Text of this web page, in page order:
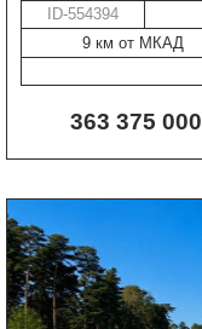
ID-554394
9 км от МКАД
363 375